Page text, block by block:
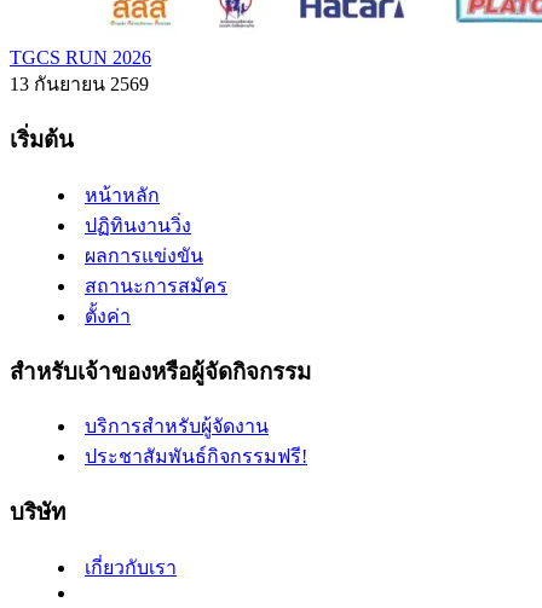
TGCS RUN 2026
13 กันยายน 2569
เริ่มต้น
หน้าหลัก
ปฏิทินงานวิ่ง
ผลการแข่งขัน
สถานะการสมัคร
ตั้งค่า
สำหรับเจ้าของหรือผู้จัดกิจกรรม
บริการสำหรับผู้จัดงาน
ประชาสัมพันธ์กิจกรรมฟรี!
บริษัท
เกี่ยวกับเรา